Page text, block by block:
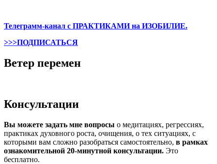
Телеграмм-канал с ПРАКТИКАМИ на ИЗОБИЛИЕ.
>>>ПОДПИСАТЬСЯ
Ветер перемен
Консультации
Вы можете задать мне вопросы о медитациях, регрессиях,
практиках духовного роста, очищения, о тех ситуациях, с
которыми вам сложно разобраться самостоятельно, в рамках
ознакомительной 20-минутной консультации. Это
бесплатно.